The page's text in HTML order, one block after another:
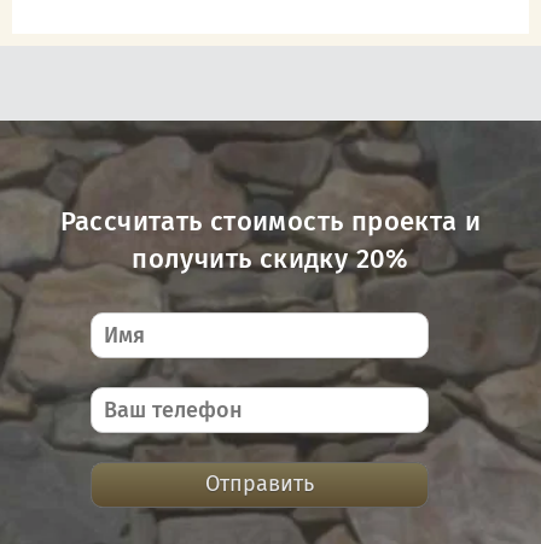
Рассчитать стоимость проекта и
получить скидку 20%
Отправить